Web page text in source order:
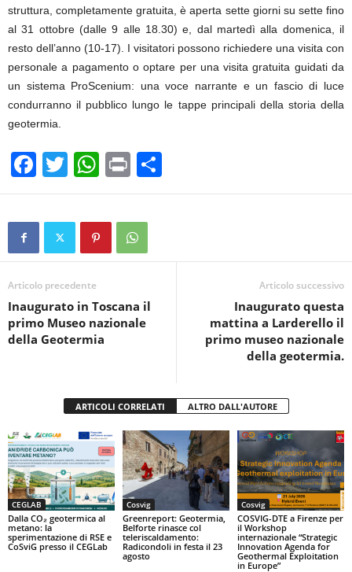
struttura, completamente gratuita, è aperta sette giorni su sette fino
al 31 ottobre (dalle 9 alle 18.30) e, dal martedì alla domenica, il
resto dell’anno (10-17). I visitatori possono richiedere una visita con
personale a pagamento o optare per una visita gratuita guidati da
un sistema ProScenium: una voce narrante e un fascio di luce
condurranno il pubblico lungo le tappe principali della storia della
geotermia.
F
a
c
b
o
o
k
T
wi
tt
W
h
at
s
A
p
Pr
in
t
o
vi
Articolo precedente
Inaugurato in Toscana il
primo Museo nazionale
della Geotermia
Articolo successivo
Inaugurato questa
mattina a Larderello il
primo museo nazionale
della geotermia.
ARTICOLI CORRELATI ALTRO DALL'AUTORE
CEGLAB
Dalla CO₂ geotermica al
metano: la
sperimentazione di RSE e
CoSviG presso il CEGLab
Cosvig
Greenreport: Geotermia,
Belforte rinasce col
teleriscaldamento:
Radicondoli in festa il 23
agosto
Cosvig
COSVIG-DTE a Firenze per
il Workshop
internazionale “Strategic
Innovation Agenda for
Geothermal Exploitation
in Europe”